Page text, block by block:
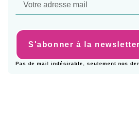
S'abonner à la newsletter
Pas de mail indésirable, seulement nos